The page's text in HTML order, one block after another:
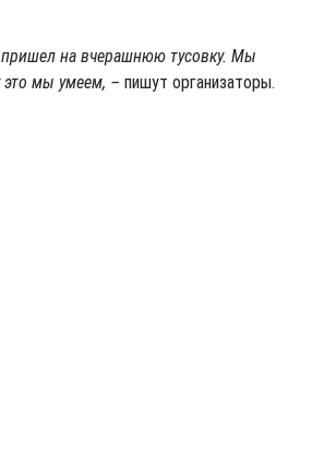
на вчерашнюю тусовку. Мы
это мы умеем, – пишут организаторы.